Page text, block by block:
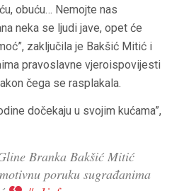
obuću… Nemojte nas
neka se ljudi jave, opet će
zaključila je Bakšić Mitić i
pravoslavne vjeroispovijesti
čega se rasplakala.
dočekaju u svojim kućama”,
Branka Bakšić Mitić
poruku sugrađanima